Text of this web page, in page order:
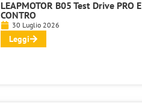
LEAPMOTOR B05 Test Drive PRO E
CONTRO
30 Luglio 2026
Leggi